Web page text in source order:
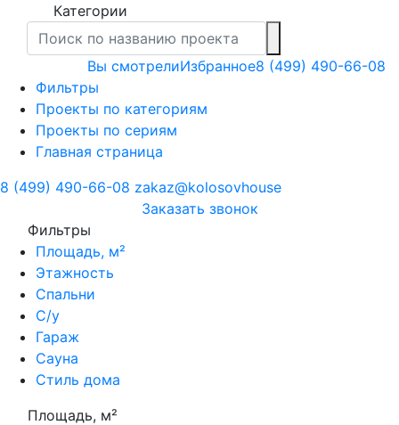
Категории
Вы смотрелиИзбранное8 (499) 490-66-08
Фильтры
Проекты по категориям
Проекты по сериям
Главная страница
8 (499) 490-66-08 zakaz@kolosovhouse
3аказать звонок
Фильтры
Площадь, м²
Этажность
Спальни
С/у
Гараж
Сауна
Стиль дома
Площадь, м²